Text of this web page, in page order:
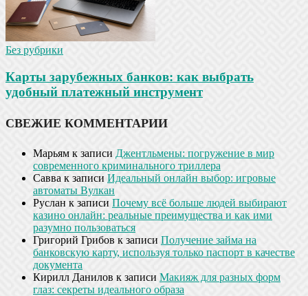
Без рубрики
Карты зарубежных банков: как выбрать
удобный платежный инструмент
СВЕЖИЕ КОММЕНТАРИИ
Марьям к записи Джентльмены: погружение в мир
современного криминального триллера
Савва к записи Идеальный онлайн выбор: игровые
автоматы Вулкан
Руслан к записи Почему всё больше людей выбирают
казино онлайн: реальные преимущества и как ими
разумно пользоваться
Григорий Грибов к записи Получение займа на
банковскую карту, используя только паспорт в качестве
документа
Кирилл Данилов к записи Макияж для разных форм
глаз: секреты идеального образа